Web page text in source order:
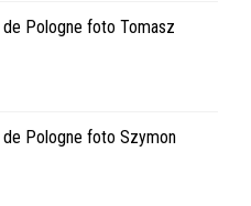
Pologne foto Tomasz
Pologne foto Szymon